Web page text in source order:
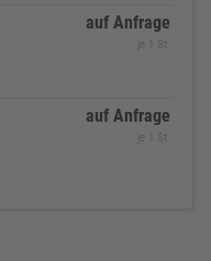
auf Anfrage
je 1 St.
auf Anfrage
je 1 St.